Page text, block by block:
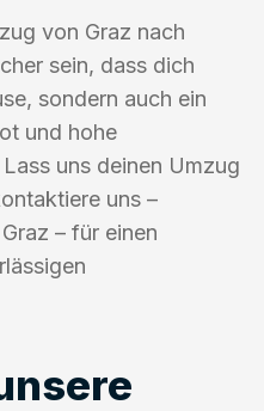
von Graz nach
sein, dass dich
sondern auch ein
und hohe
uns deinen Umzug
uns –
– für einen